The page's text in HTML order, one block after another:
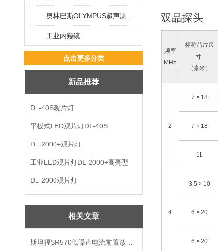
工业内窥镜
点击更多分类
新品推荐
DL-40S观片灯
平板式LED观片灯DL-40S
DL-2000+观片灯
工业LED观片灯DL-2000+高亮型
DL-2000观片灯
相关文章
双晶探头
频率
MHz
标称晶片尺
寸
（毫米）
2
7 × 18
7 × 18
11
4
3.5 × 10
6 × 20
6 × 20